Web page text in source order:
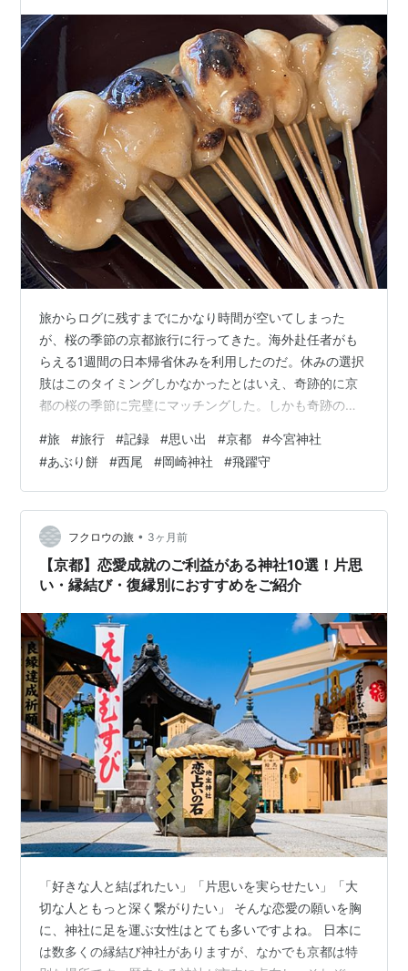
旅からログに残すまでにかなり時間が空いてしまった
が、桜の季節の京都旅行に行ってきた。海外赴任者がも
らえる1週間の日本帰省休みを利用したのだ。休みの選択
肢はこのタイミングしかなかったとはいえ、奇跡的に京
都の桜の季節に完璧にマッチングした。しかも奇跡の満
た。 旅程：1日目 京都駅到着 今宮神社参拝とあぶり餅の
食べ比べ 西尾本店で小休止して熊野神社参拝 岡崎神社参
拝 旅程：1日目 京都駅到着 ↓ 今宮神社参拝とあぶり餅の
食べ比べ ↓ 『西尾』様本店で小休止して熊野神社参拝 ↓
岡崎神社参拝 ↓ ホテルにチェックインして白川散策 ↓
京都おばんざいディ…
#旅 #旅行 #記録 #思い出 #京都 #今宮神社
#あぶり餅 #西尾 #岡崎神社 #飛躍守
フクロウの旅 • 3ヶ月前
【京都】恋愛成就のご利益がある神社10選！片思
い・縁結び・復縁別におすすめをご紹介
「好きな人と結ばれたい」「片思いを実らせたい」「大
切な人ともっと深く繋がりたい」 そんな恋愛の願いを胸
に、神社に足を運ぶ女性はとても多いですよね。 日本に
は数多くの縁結び神社がありますが、なかでも京都は特